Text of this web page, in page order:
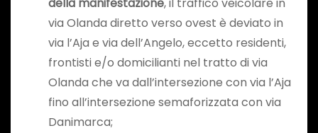
della manifestazione, il traffico veicolare in
via Olanda diretto verso ovest è deviato in
via l’Aja e via dell’Angelo, eccetto residenti,
frontisti e/o domicilianti nel tratto di via
Olanda che va dall’intersezione con via l’Aja
fino all’intersezione semaforizzata con via
Danimarca;